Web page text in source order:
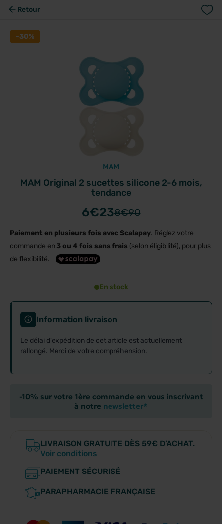
Retour
MAM
MAM Original 2 sucettes silicone 2-6 mois,
tendance
6€238€90
Paiement en plusieurs fois avec Scalapay. Réglez votre
commande en 3 ou 4 fois sans frais (selon éligibilité), pour plus
de flexibilité.
En stock
Information livraison
Le délai d'expédition de cet article est actuellement
rallongé. Merci de votre compréhension.
-10% sur votre 1ère commande en vous inscrivant
à notre newsletter*
LIVRAISON GRATUITE DÈS 59€ D’ACHAT.
Voir conditions
PAIEMENT SÉCURISÉ
PARAPHARMACIE FRANÇAISE
-30%